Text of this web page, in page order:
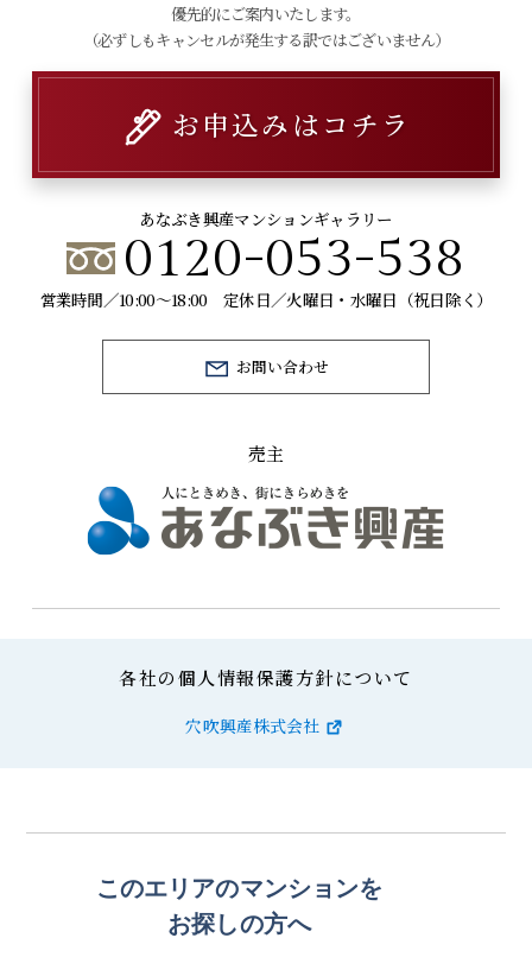
優先的にご案内いたします。
（必ずしもキャンセルが発生する訳ではございません）
お申込みはコチラ
あなぶき興産マンションギャラリー
0120-053-538
営業時間／10:00～18:00 定休日／火曜日・水曜日（祝日除く）
お問い合わせ
売主
各社の個人情報保護方針について
穴吹興産株式会社
このエリアのマンションを
お探しの方へ